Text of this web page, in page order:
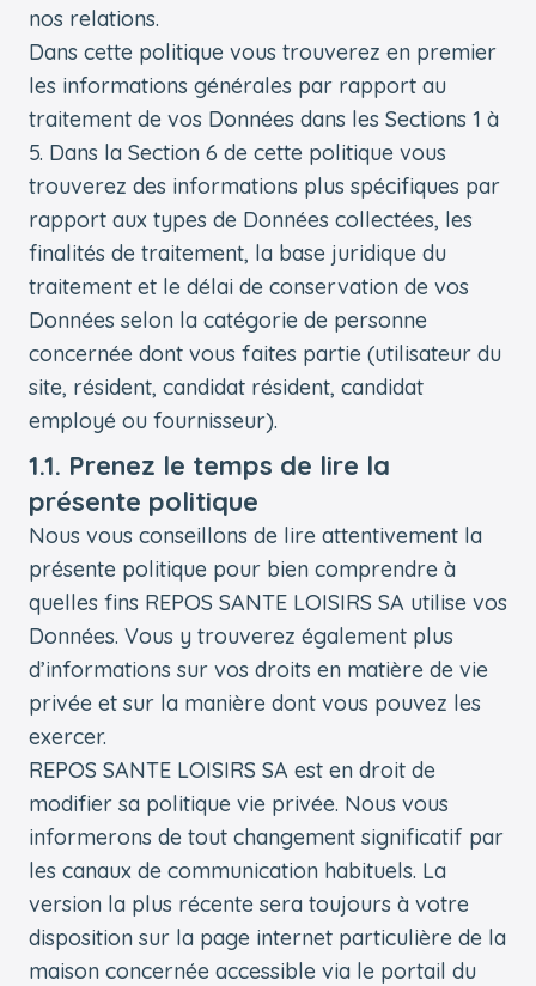
nos relations.
Dans cette politique vous trouverez en premier
les informations générales par rapport au
traitement de vos Données dans les Sections 1 à
5. Dans la Section 6 de cette politique vous
trouverez des informations plus spécifiques par
rapport aux types de Données collectées, les
finalités de traitement, la base juridique du
traitement et le délai de conservation de vos
Données selon la catégorie de personne
concernée dont vous faites partie (utilisateur du
site, résident, candidat résident, candidat
employé ou fournisseur).
1.1. Prenez le temps de lire la
présente politique
Nous vous conseillons de lire attentivement la
présente politique pour bien comprendre à
quelles fins REPOS SANTE LOISIRS SA utilise vos
Données. Vous y trouverez également plus
d’informations sur vos droits en matière de vie
privée et sur la manière dont vous pouvez les
exercer.
REPOS SANTE LOISIRS SA est en droit de
modifier sa politique vie privée. Nous vous
informerons de tout changement significatif par
les canaux de communication habituels. La
version la plus récente sera toujours à votre
disposition sur la page internet particulière de la
maison concernée accessible via le portail du